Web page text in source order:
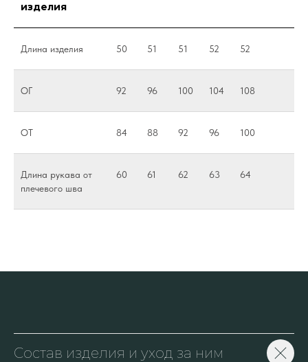
изделия
Длина изделия 50 51 51 52 52
ОГ 92 96 100 104 108
ОТ 84 88 92 96 100
Длина рукава от
плечевого шва
60 61 62 63 64
Состав изделия и уход за ним